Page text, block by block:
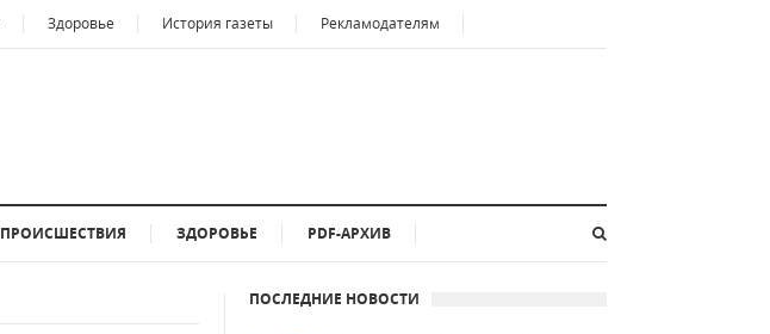
Здоровье История газеты Рекламодателям
ПРОИСШЕСТВИЯ ЗДОРОВЬЕ PDF-АРХИВ
ПОСЛЕДНИЕ НОВОСТИ